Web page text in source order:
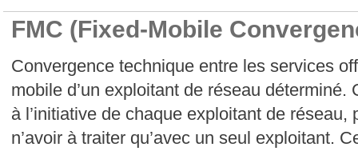
FMC (Fixed-Mobile
Convergence technique entre les services
mobile d’un exploitant de réseau
à l’initiative de chaque exploitant de réseau,
n’avoir à traiter qu’avec un seul exploitant.